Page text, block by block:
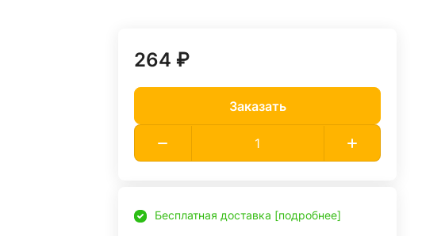
264 ₽
Заказать
Бесплатная доставка [подробнее]